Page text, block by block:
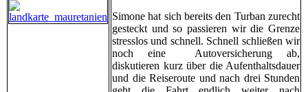
Simone hat sich bereits den Turban zurecht
gesteckt und so passieren wir die Grenze
stresslos und schnell. Schnell schließen wir
noch eine Autoversicherung ab,
diskutieren kurz über die Aufenthaltsdauer
und die Reiseroute und nach drei Stunden